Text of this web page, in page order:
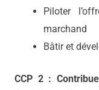
Piloter
marchand
Bâtir et
CCP 2 :